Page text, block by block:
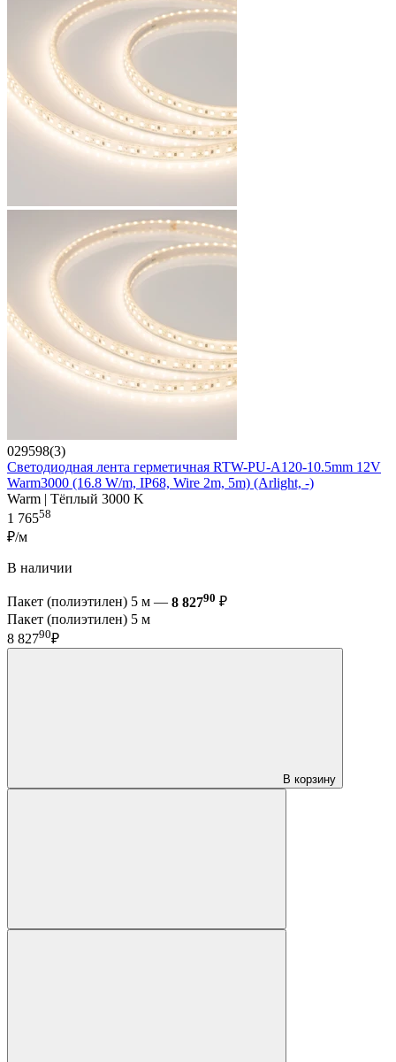
029598(3)
Светодиодная лента герметичная RTW-PU-A120-10.5mm 12V
Warm3000 (16.8 W/m, IP68, Wire 2m, 5m) (Arlight, -)
Warm | Тёплый 3000 K
1 76558
₽/м
В наличии
Пакет (полиэтилен) 5 м — 8 82790 ₽
Пакет (полиэтилен) 5 м
8 82790₽
В корзину